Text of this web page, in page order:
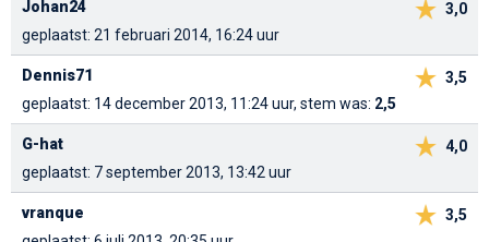
3,0
Johan24
geplaatst: 21 februari 2014, 16:24 uur
3,5
Dennis71
geplaatst: 14 december 2013, 11:24 uur, stem was: 2,5
4,0
G-hat
geplaatst: 7 september 2013, 13:42 uur
3,5
vranque